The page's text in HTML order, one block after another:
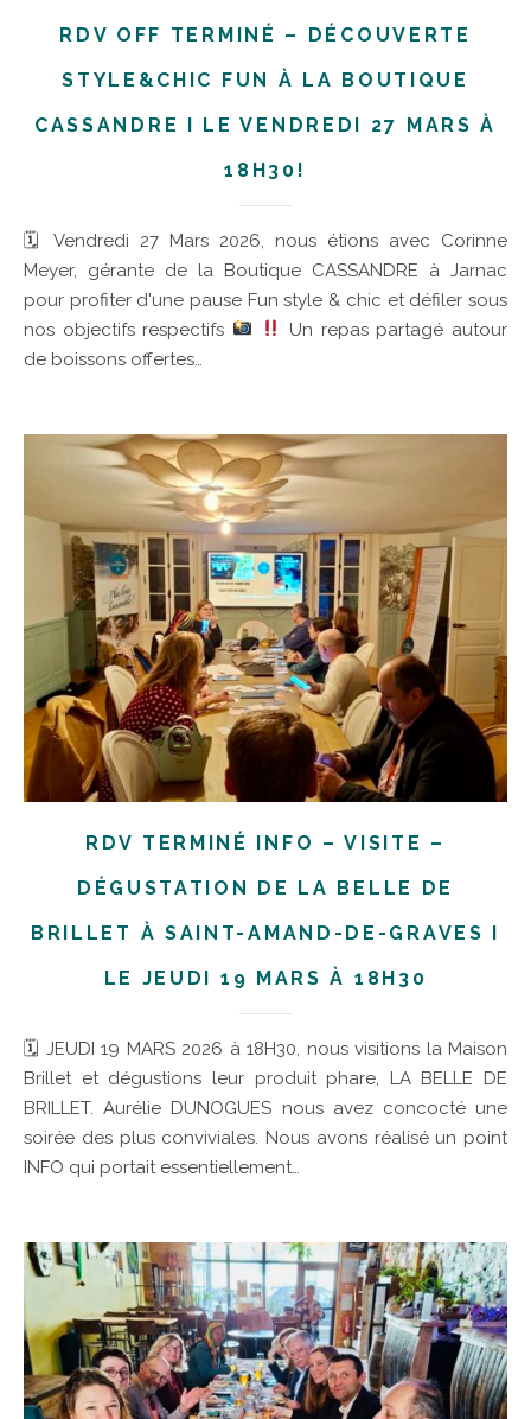
RDV OFF TERMINÉ – DÉCOUVERTE
STYLE&CHIC FUN À LA BOUTIQUE
CASSANDRE I LE VENDREDI 27 MARS À
18H30!
🗓 Vendredi 27 Mars 2026, nous étions avec Corinne
Meyer, gérante de la Boutique CASSANDRE à Jarnac
pour profiter d'une pause Fun style & chic et défiler sous
nos objectifs respectifs
Un repas partagé autour
de boissons offertes…
RDV TERMINÉ INFO – VISITE –
DÉGUSTATION DE LA BELLE DE
BRILLET À SAINT-AMAND-DE-GRAVES I
LE JEUDI 19 MARS À 18H30
🗓 JEUDI 19 MARS 2026 à 18H30, nous visitions la Maison
Brillet et dégustions leur produit phare, LA BELLE DE
BRILLET. Aurélie DUNOGUES nous avez concocté une
soirée des plus conviviales. Nous avons réalisé un point
INFO qui portait essentiellement…